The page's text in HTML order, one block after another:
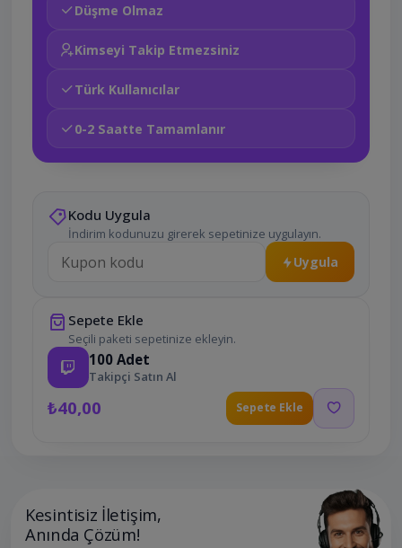
Düşme Olmaz
Kimseyi Takip Etmezsiniz
Türk Kullanıcılar
0-2 Saatte Tamamlanır
Kodu Uygula
İndirim kodunuzu girerek sepetinize uygulayın.
Uygula
Sepete Ekle
Seçili paketi sepetinize ekleyin.
100Adet
Takipçi Satın Al
₺40,00 Sepete Ekle
Kesintisiz İletişim,
Anında Çözüm!